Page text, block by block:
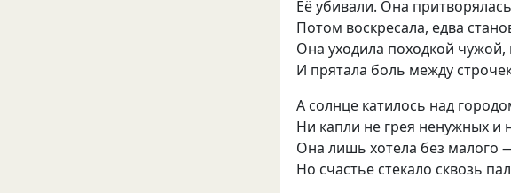
Её убивали. Она
Потом воскресала, едва
Она уходила походкой чужой,
И прятала боль между
А солнце катилось над
Ни капли не грея ненужных и
Она лишь хотела без малого
Но счастье стекало сквозь